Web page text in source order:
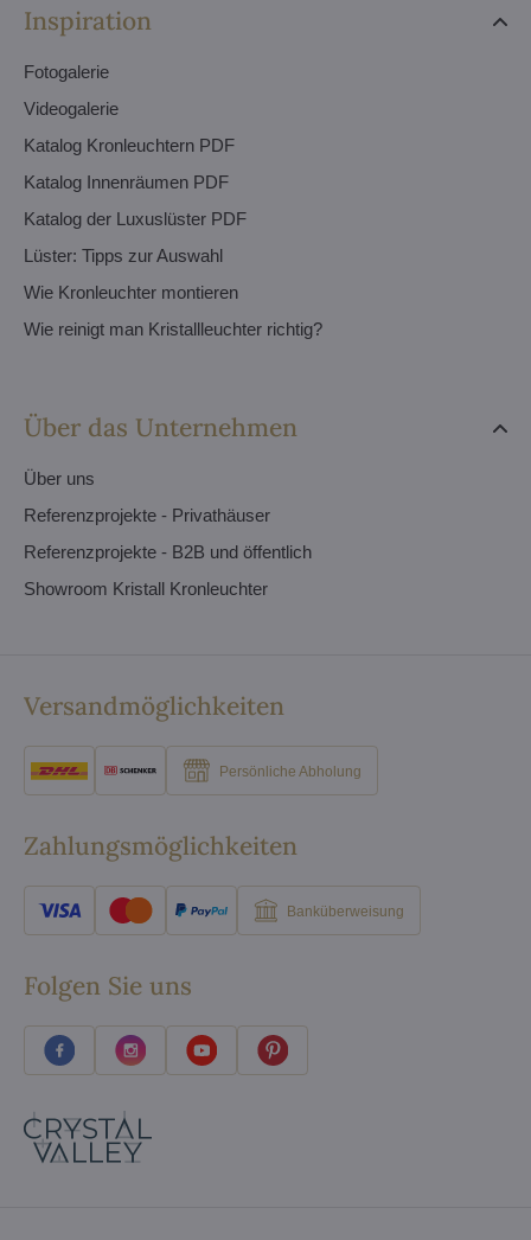
Inspiration
Fotogalerie
Videogalerie
Katalog Kronleuchtern PDF
Katalog Innenräumen PDF
Katalog der Luxuslüster PDF
Lüster: Tipps zur Auswahl
Wie Kronleuchter montieren
Wie reinigt man Kristallleuchter richtig?
Über das Unternehmen
Über uns
Referenzprojekte - Privathäuser
Referenzprojekte - B2B und öffentlich
Showroom Kristall Kronleuchter
Versandmöglichkeiten
Persönliche Abholung
Zahlungsmöglichkeiten
Banküberweisung
Folgen Sie uns